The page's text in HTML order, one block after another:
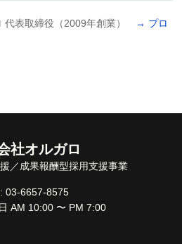
代表取締役（2009年創業）
→ プロ
社オルガロ
／成果報酬型採用支援事業
03-6657-8575
AM 10:00 〜 PM 7:00